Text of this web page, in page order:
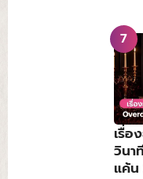
เรื่อ
วินา
แค้